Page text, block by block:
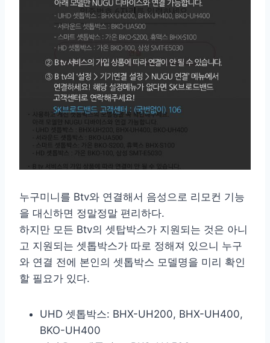
누구미니를 Btv와 연결해서 음성으로 리모컨 기능
을 대신하면 정말정말 편리하다.
하지만 모든 Btv의 셋탑박스가 지원되는 것은 아니
고 지원되는 셋톱박스가 따로 정해져 있으니 누구
와 연결 전에 본인의 셋톱박스 모델명을 미리 확인
할 필요가 있다.
UHD 셋톱박스: BHX-UH200, BHX-UH400,
BKO-UH400